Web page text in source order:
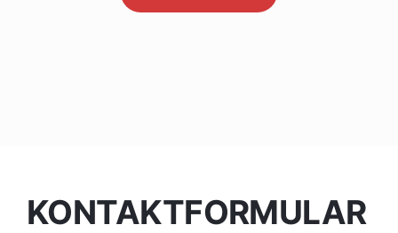
KONTAKTFORMULAR